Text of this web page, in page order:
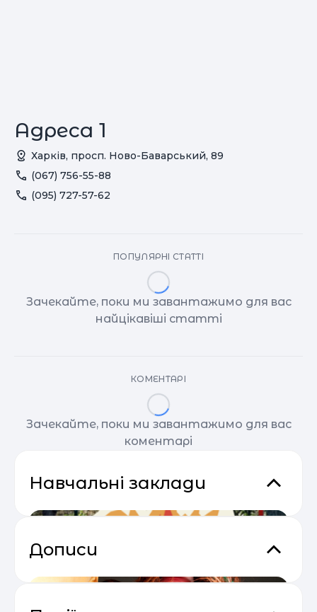
Адреса 1
Харків, просп. Ново-Баварський, 89
(067) 756-55-88
(095) 727-57-62
ПОПУЛЯРНІ СТАТТІ
Зачекайте, поки ми завантажимо для вас
найцікавіші статті
КОМЕНТАРІ
Зачекайте, поки ми завантажимо для вас
коментарі
Навчальні заклади
Дописи